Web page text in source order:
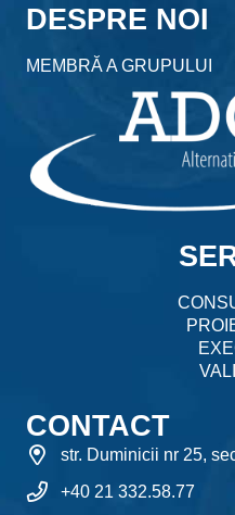
DESPRE NOI
MEMBRĂ A GRUPULUI
CONTACT
str. Duminicii nr 25,
+40 21 332.58.77